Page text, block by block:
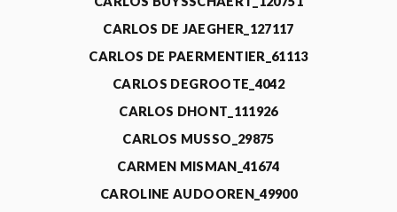
CARLOS DE JAEGHER_127117
CARLOS DE PAERMENTIER_61113
CARLOS DEGROOTE_4042
CARLOS DHONT_111926
CARLOS MUSSO_29875
CARMEN MISMAN_41674
CAROLINE AUDOOREN_49900